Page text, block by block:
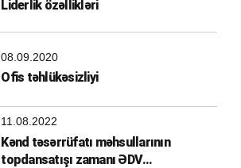
Liderlik özəllikləri
08.09.2020
Ofis təhlükəsizliyi
11.08.2022
Kənd təsərrüfatı məhsullarının
topdansatışı zamanı ƏDV